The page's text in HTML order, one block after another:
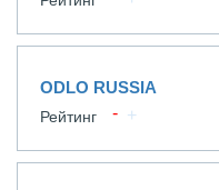
ODLO RUSSIA
Рейтинг